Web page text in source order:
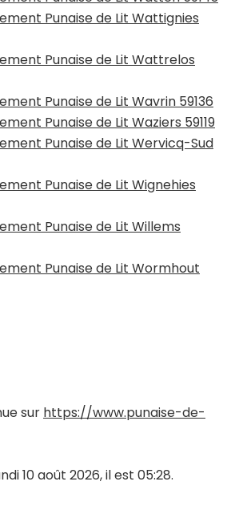
Punaise de Lit Wattignies
Punaise de Lit Wattrelos
Punaise de Lit Wavrin 59136
Punaise de Lit Waziers 59119
Punaise de Lit Wervicq-Sud
Punaise de Lit Wignehies
Punaise de Lit Willems
Punaise de Lit Wormhout
sur https://www.punaise-de-
10 août 2026, il est 05:28.